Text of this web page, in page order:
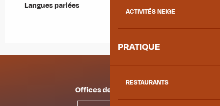
ACTIVITÉS NEIGE
PRATIQUE
RESTAURANTS
Langues parlées
Langues parlées
Offices de tourisme